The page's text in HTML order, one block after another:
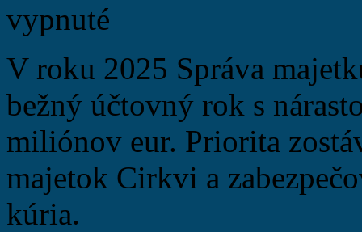
vypnuté
V roku 2025 Správa
bežný účtovný rok s
miliónov eur. Priorita
majetok Cirkvi a
kúria.